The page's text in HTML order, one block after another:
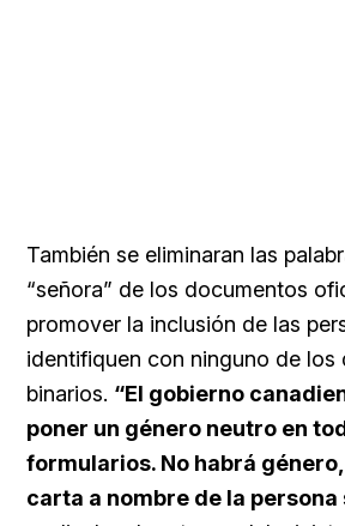
También se eliminaran las
“señora” de los documentos
promover la inclusión de las
identifiquen con ninguno de los
binarios. “El gobierno
poner un género neutro en
formularios. No habrá
carta a nombre de la persona